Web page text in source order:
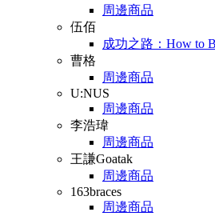
周邊商品
伍佰
成功之路：How to
曹格
周邊商品
U:NUS
周邊商品
李浩瑋
周邊商品
王謙Goatak
周邊商品
163braces
周邊商品